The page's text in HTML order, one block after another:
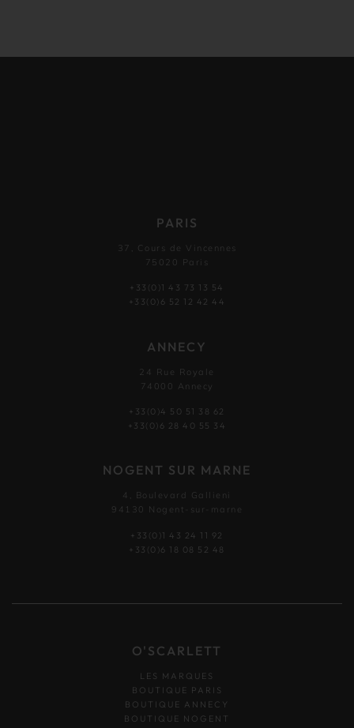
PARIS
37, Cours de Vincennes
75020 Paris
+33(0)1 43 73 13 54
+33(0)6 52 12 42 44
ANNECY
24 Rue Royale
74000 Annecy
+33(0)4 50 51 38 62
+33(0)6 28 40 55 34
NOGENT SUR MARNE
4, Boulevard Gallieni
94130 Nogent-sur-marne
+33(0)1 43 24 11 92
+33(0)6 18 08 52 48
O'SCARLETT
LES MARQUES
BOUTIQUE PARIS
BOUTIQUE ANNECY
BOUTIQUE NOGENT